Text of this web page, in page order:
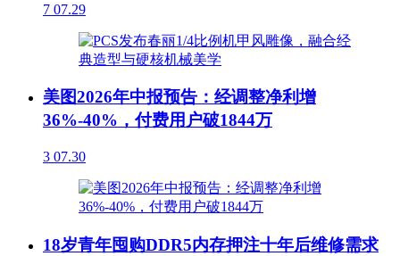
7 07.29
美图2026年中报预告：经调整净利增
36%-40%，付费用户破1844万
3 07.30
18岁青年囤购DDR5内存押注十年后维修需求